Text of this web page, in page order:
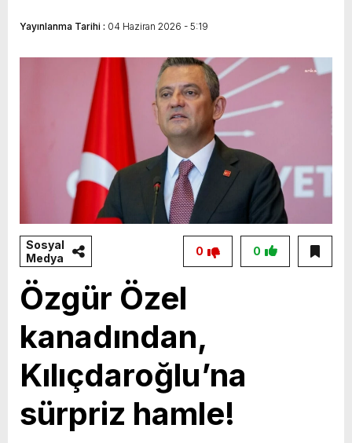
Yayınlanma Tarihi : 04 Haziran 2026 - 5:19
Sosyal
Medya
0
0
Özgür Özel
kanadından,
Kılıçdaroğlu’na
sürpriz hamle!